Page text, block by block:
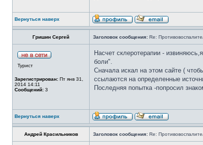
Вернуться наверх
Гришин Сергей Заголовок сообщения: Re:
Турист
Зарегистрирован: Пт янв 31,
2014 14:11
Сообщений: 3
Насчет склеротерапии -
боли".
Сначала искал на этом сайте (
ссылаются на определенные
Последняя попытка -попросил
Вернуться наверх
Андрей Красильников Заголовок сообщения: Re: